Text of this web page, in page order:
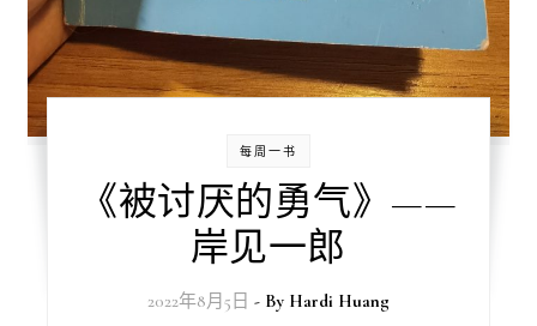
每周一书
《被讨厌的勇气》——
岸见一郎
2022年8月5日 - By Hardi Huang